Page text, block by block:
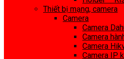
Thiết bị mạng, camera
Camera
Camera
Camera
Camera
Camera IP